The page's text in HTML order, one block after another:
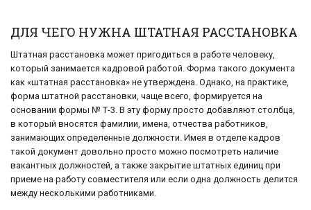
ДЛЯ ЧЕГО НУЖНА ШТАТНАЯ РАССТАНОВКА
Штатная расстановка может пригодиться в работе человеку,
который занимается кадровой работой. Форма такого документа
как «штатная расстановка» не утверждена. Однако, на практике,
форма штатной расстановки, чаще всего, формируется на
основании формы № Т-3. В эту форму просто добавляют столбца,
в который вносятся фамилии, имена, отчества работников,
занимающих определенные должности. Имея в отделе кадров
такой документ довольно просто можно посмотреть наличие
вакантных должностей, а также закрытие штатных единиц при
приеме на работу совместителя или если одна должность делится
между несколькими работниками.